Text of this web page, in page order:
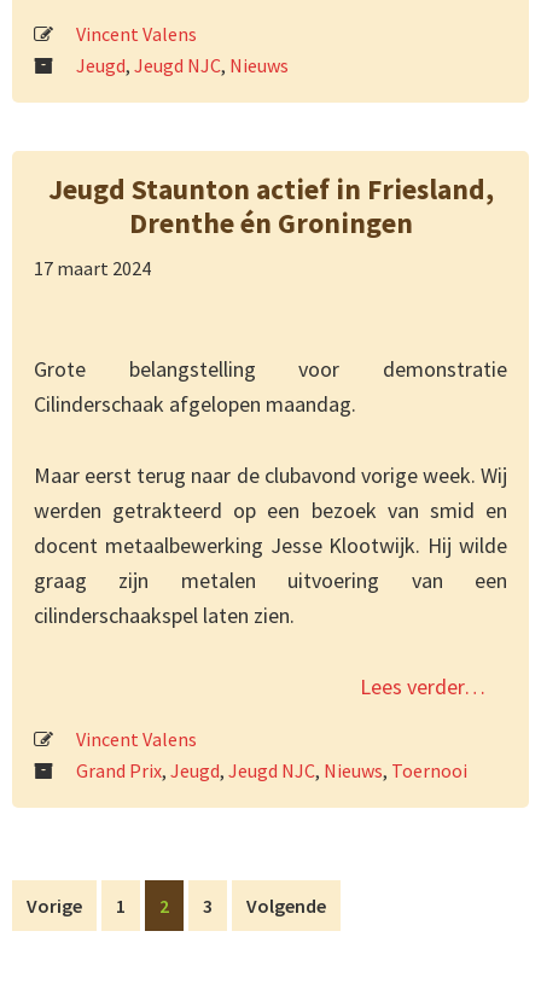
Vincent Valens
Jeugd, Jeugd NJC, Nieuws
Jeugd Staunton actief in Friesland,
Drenthe én Groningen
17 maart 2024
Grote belangstelling voor demonstratie
Cilinderschaak afgelopen maandag.
Maar eerst terug naar de clubavond vorige week. Wij
werden getrakteerd op een bezoek van smid en
docent metaalbewerking Jesse Klootwijk. Hij wilde
graag zijn metalen uitvoering van een
cilinderschaakspel laten zien.
Lees verder…
Vincent Valens
Grand Prix, Jeugd, Jeugd NJC, Nieuws, Toernooi
Vorige Pagina
1 Pagina
2 Pagina
3 Volgende